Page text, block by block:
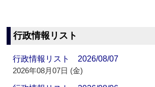
行政情報リスト
行政情報リスト 2026/08/07
2026年08月07日 (金)